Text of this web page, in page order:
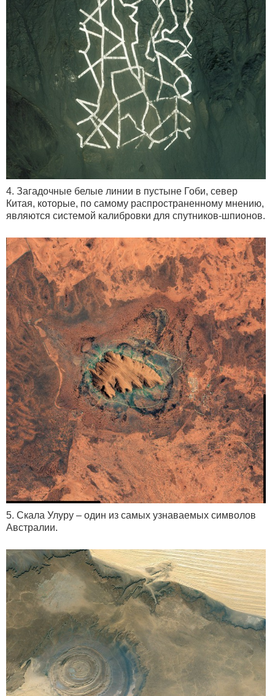
4. Загадочные белые линии в пустыне Гоби, север
Китая, которые, по самому распространенному мнению,
являются системой калибровки для спутников-шпионов.
5. Скала Улуру – один из самых узнаваемых символов
Австралии.